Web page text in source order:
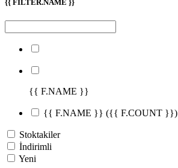
{{ FILTER.NAME }}
{{ F.NAME }}
{{ F.NAME }} ({{ F.COUNT }})
Stoktakiler
İndirimli
Yeni